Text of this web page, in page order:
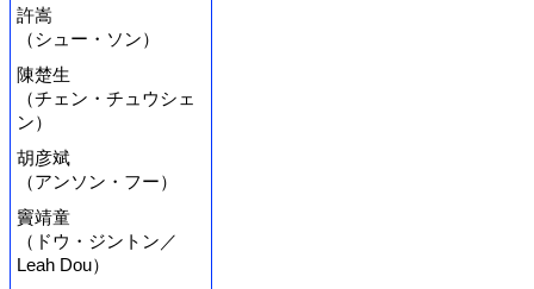
許嵩
（シュー・ソン）
陳楚生
（チェン・チュウシェ
ン）
胡彦斌
（アンソン・フー）
竇靖童
（ドウ・ジントン／
Leah Dou）